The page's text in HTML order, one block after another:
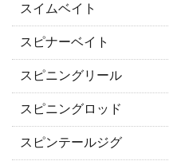
スイムベイト
スピナーベイト
スピニングリール
スピニングロッド
スピンテールジグ